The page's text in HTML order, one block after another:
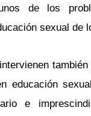
de los
sexual de
educación
e